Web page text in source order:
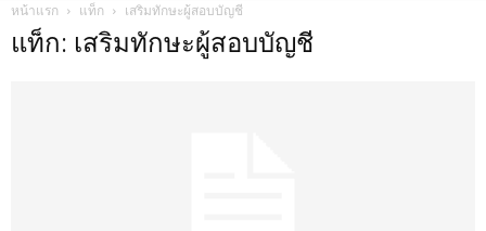
หน้าแรก แท็ก เสริมทักษะผู้สอบบัญชี
แท็ก: เสริมทักษะผู้สอบบัญชี